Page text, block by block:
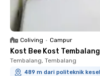
Coliving • Campur
Kost Bee Kost
Tembalang, Tembalang
489 m dari politeknik